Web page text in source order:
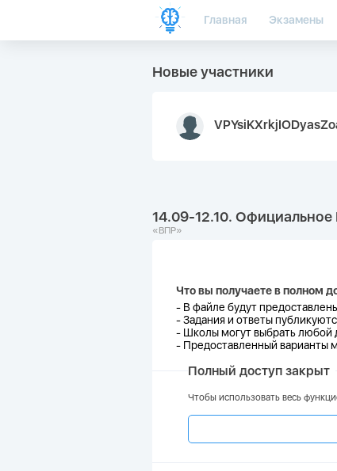
Главная Экзамены
Новые участники
14.09-12.10.
«ВПР»
Что вы получаете в полном
- В файле будут
-Задания и ответы
- Школы могут выбрать любой
- Предоставленный варианты
Полный доступ закрыт
Чтобы использовать весь